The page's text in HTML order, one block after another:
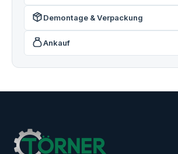
Demontage & Verpackung
Ankauf